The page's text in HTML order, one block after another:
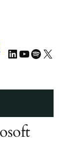
LinkedIn
YouTube
Spotify
X